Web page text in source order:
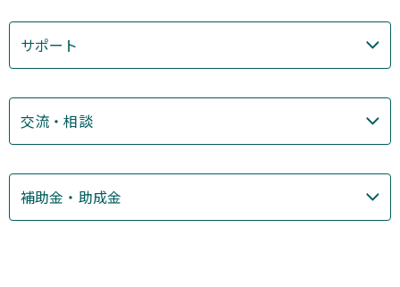
サポート
交流・相談
補助金・助成金